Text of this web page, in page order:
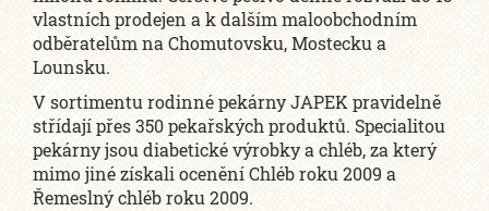
vlastních prodejen a k dalším maloobchodním
odběratelům na Chomutovsku, Mostecku a
Lounsku.
V sortimentu rodinné pekárny JAPEK pravidelně
střídají přes 350 pekařských produktů. Specialitou
pekárny jsou diabetické výrobky a chléb, za který
mimo jiné získali ocenění Chléb roku 2009 a
Řemeslný chléb roku 2009.